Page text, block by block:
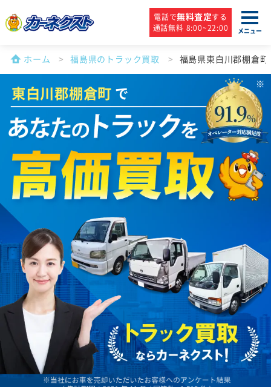
電話で無料査定する
通話無料 8:00~22:00
メニュー
ホーム 福島県のトラック買取 福島県東白川郡棚倉
東白川郡棚倉町 で